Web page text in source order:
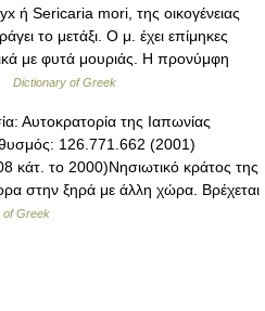
ή Sericaria mori, της οικογένειας
το μετάξι. Ο μ. έχει επίμηκες
με φυτά μουριάς. Η προνύμφη
Dictionary of Greek
Αυτοκρατορία της Ιαπωνίας
126.771.662 (2001)
κάτ. το 2000)Νησιωτικό κράτος της
στην ξηρά με άλλη χώρα. Βρέχεται
of Greek